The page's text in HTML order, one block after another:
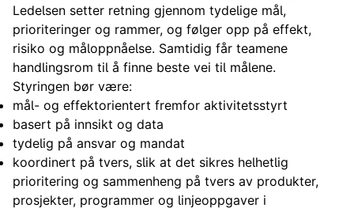
Ledelsen setter retning gjennom tydelige mål,
prioriteringer og rammer, og følger opp på effekt,
risiko og måloppnåelse. Samtidig får teamene
handlingsrom til å finne beste vei til målene.
Styringen bør være:
mål- og effektorientert fremfor aktivitetsstyrt
basert på innsikt og data
tydelig på ansvar og mandat
koordinert på tvers, slik at det sikres helhetlig
prioritering og sammenheng på tvers av produkter,
prosjekter, programmer og linjeoppgaver i